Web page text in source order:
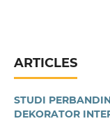
ARTICLES
STUDI
DEKORATOR